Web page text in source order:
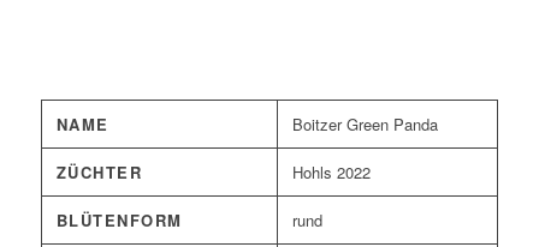
NAME Boitzer Green Panda
ZÜCHTER Hohls 2022
BLÜTENFORM rund